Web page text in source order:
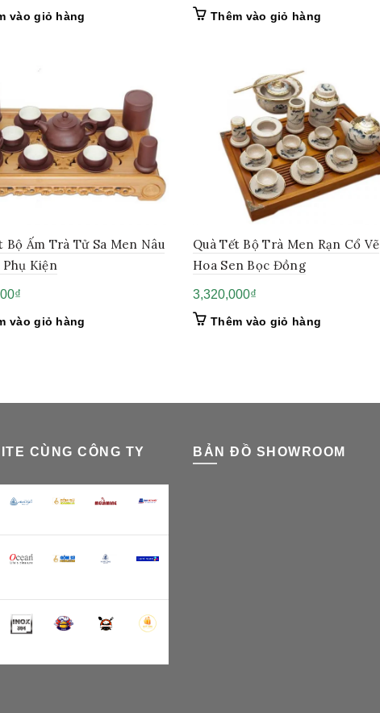
vào giỏ hàng Thêm vào giỏ hàng
Bộ Ấm Trà Tử Sa Men Nâu
Kiện
₫
vào giỏ hàng
Quà Tết Bộ Trà Men Rạn Cổ Vẽ
Hoa Sen Bọc Đồng
3,320,000₫
Thêm vào giỏ hàng
CÙNG CÔNG TY BẢN ĐỒ SHOWROOM